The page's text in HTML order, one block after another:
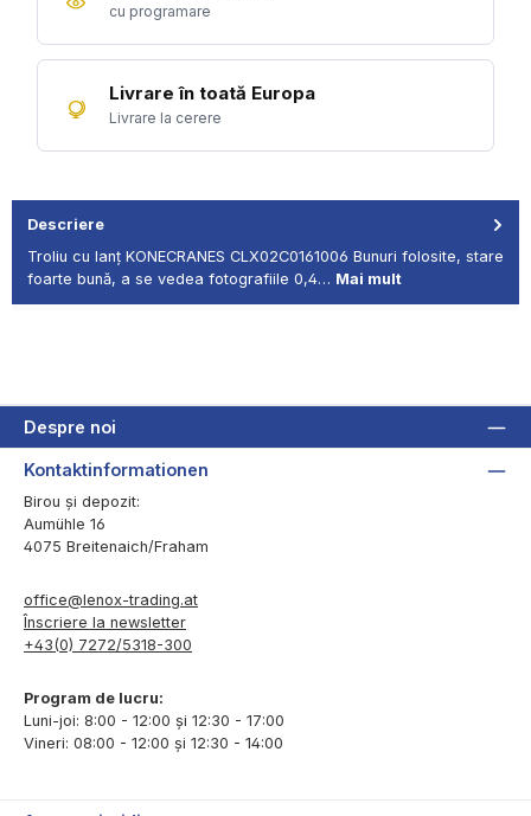
cu programare
Livrare în toată Europa
Livrare la cerere
Descriere
Troliu cu lanț KONECRANES CLX02C0161006 Bunuri folosite, stare
foarte bună, a se vedea fotografiile 0,4… Mai mult
Despre noi
Kontaktinformationen
Birou și depozit:
Aumühle 16
4075 Breitenaich/Fraham
office@lenox-trading.at
Înscriere la newsletter
+43(0) 7272/5318-300
Program de lucru:
Luni-joi: 8:00 - 12:00 și 12:30 - 17:00
Vineri: 08:00 - 12:00 și 12:30 - 14:00